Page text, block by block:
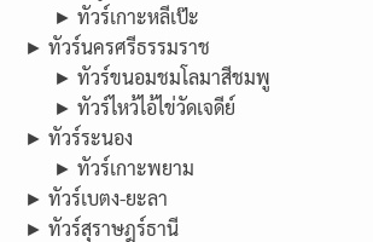
► ทัวร์เกาะหลีเป๊ะ
► ทัวร์นครศรีธรรมราช
► ทัวร์ขนอมชมโลมาสีชมพู
► ทัวร์ไหว้ไอ้ไข่วัดเจดีย์
► ทัวร์ระนอง
► ทัวร์เกาะพยาม
► ทัวร์เบตง-ยะลา
► ทัวร์สุราษฎร์ธานี